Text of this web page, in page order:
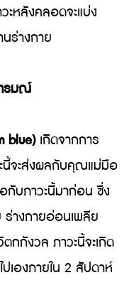
วะหลังคลอดจะแบ่ง
ร่างกาย
รมณ์
blue)เกิดจากการ
นี้จะส่งผลกับคุณแม่มือ
อกับภาวะนี้มาก่อน ซึ่ง
ร่างกายอ่อนเพลีย
กังวล ภาวะนี้จะเกิด
เองภายใน 2 สัปดาห์